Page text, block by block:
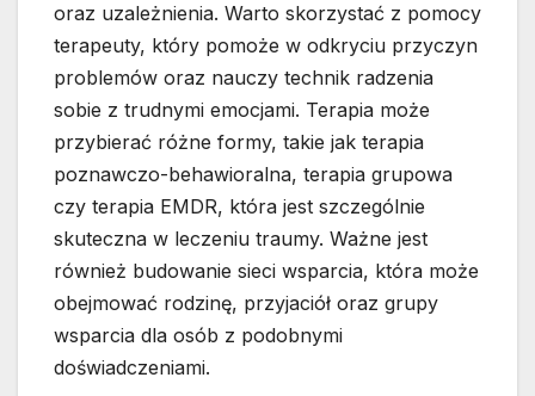
oraz uzależnienia. Warto skorzystać z pomocy
terapeuty, który pomoże w odkryciu przyczyn
problemów oraz nauczy technik radzenia
sobie z trudnymi emocjami. Terapia może
przybierać różne formy, takie jak terapia
poznawczo-behawioralna, terapia grupowa
czy terapia EMDR, która jest szczególnie
skuteczna w leczeniu traumy. Ważne jest
również budowanie sieci wsparcia, która może
obejmować rodzinę, przyjaciół oraz grupy
wsparcia dla osób z podobnymi
doświadczeniami.